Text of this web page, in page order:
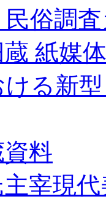
俗調査
紙媒
ける新
料
宰現